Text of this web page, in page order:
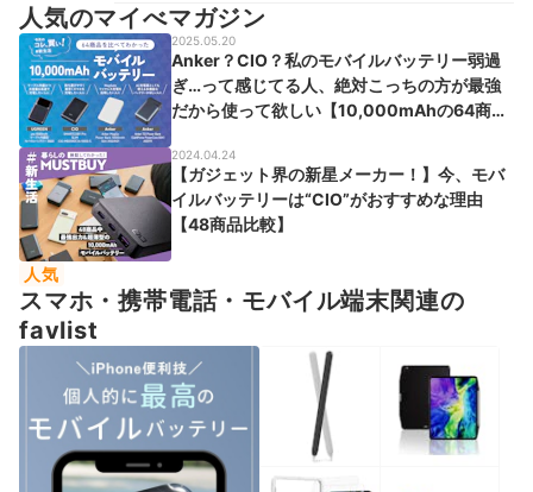
人気のマイべマガジン
2025.05.20
Anker？CIO？私のモバイルバッテリー弱過
ぎ…って感じてる人、絶対こっちの方が最強
だから使って欲しい【10,000mAhの64商品
2024.04.24
【ガジェット界の新星メーカー！】今、モバ
イルバッテリーは“CIO”がおすすめな理由
【48商品比較】
人気
スマホ・携帯電話・モバイル端末関連の
favlist